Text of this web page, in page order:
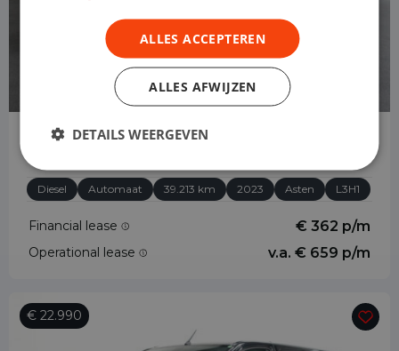
Opel Vivaro
2.0 CDTI 145 pk L3H1 Edition 3-zits Automaat
Diesel Automaat 39.213 km 2023 Asten L3H1
Financial lease € 362 p/m
Operational lease v.a. € 659 p/m
€ 22.990
ALLES ACCEPTEREN
ALLES AFWIJZEN
DETAILS WEERGEVEN